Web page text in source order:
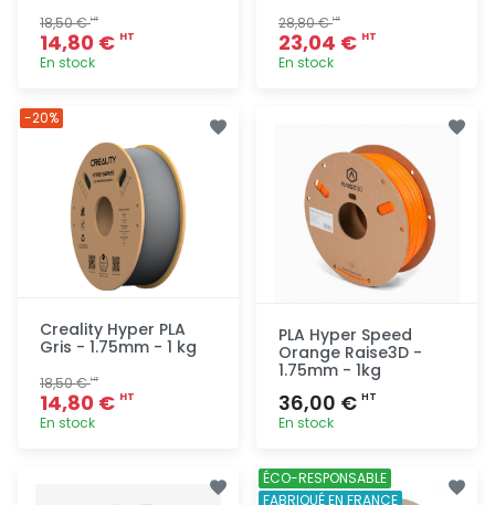
18,50 €HT
14,80 € HT
En stock
28,80 €HT
23,04 € HT
En stock
Creality Hyper PLA
Gris - 1.75mm - 1 kg
18,50 €HT
14,80 € HT
En stock
-20%
PLA Hyper Speed
Orange Raise3D -
1.75mm - 1kg
36,00 € HT
En stock
Ajout
rapide
ÉCO-RESPONSABLE
FABRIQUÉ EN FRANCE